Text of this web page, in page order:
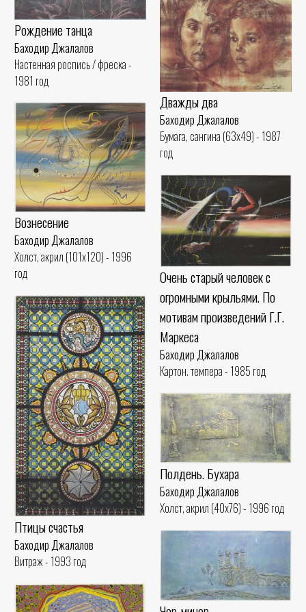
Рождение танца
Баходир Джалалов
Настенная роспись / фреска -
1981 год
Дважды два
Баходир Джалалов
Бумага, сангина (63x49) - 1987
год
Вознесение
Баходир Джалалов
Холст, акрил (101x120) - 1996
год
Очень старый человек с
огромными крыльями. По
мотивам произведений Г.Г.
Маркеса
Баходир Джалалов
Картон. темпера - 1985 год
Птицы счастья
Баходир Джалалов
Витраж - 1993 год
Полдень. Бухара
Баходир Джалалов
Холст, акрил (40x76) - 1996 год